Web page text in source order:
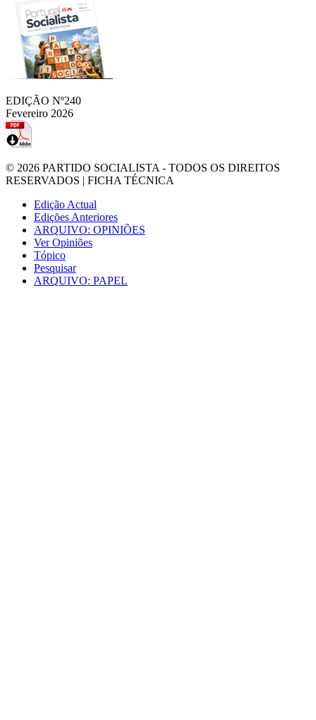
EDIÇÃO Nº240
Fevereiro 2026
© 2026 PARTIDO SOCIALISTA - TODOS OS DIREITOS
RESERVADOS | FICHA TÉCNICA
Edição Actual
Edições Anteriores
ARQUIVO: OPINIÕES
Ver Opiniões
Tópico
Pesquisar
ARQUIVO: PAPEL